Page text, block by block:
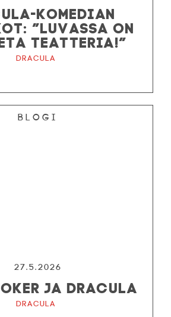
KOMEDIAN
”LUVASSA ON
TEATTERIA!”
Dracula
Blogi
27.5.2026
JA DRACULA
Dracula